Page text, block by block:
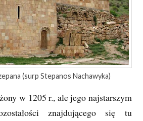
(surp Stepanos Nachawyka)
w 1205 r., ale jego najstarszym
znajdującego się tu